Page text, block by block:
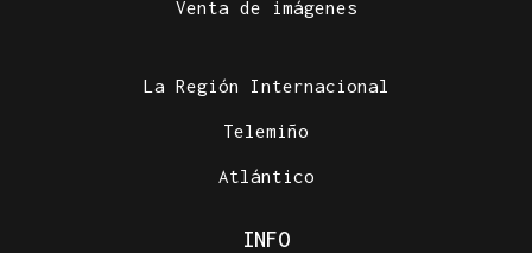
Venta de imágenes
La Región Internacional
Telemiño
Atlántico
INFO